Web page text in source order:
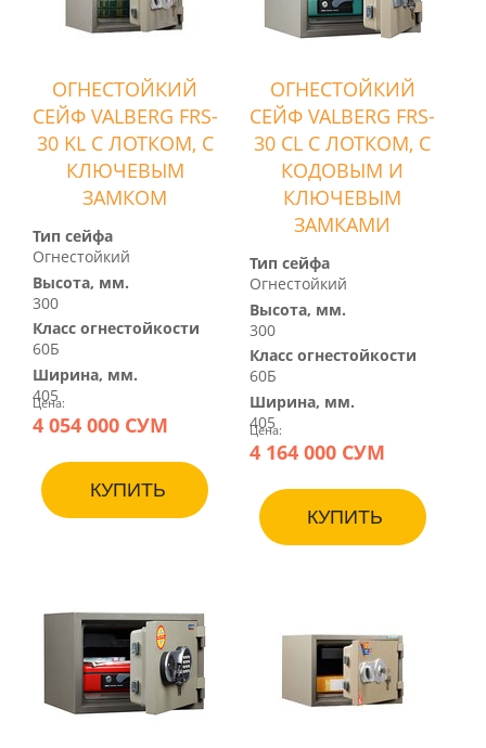
ОГНЕСТОЙКИЙ
СЕЙФ VALBERG FRS-
30 KL С ЛОТКОМ, С
КЛЮЧЕВЫМ
ЗАМКОМ
Тип сейфа
Огнестойкий
Высота, мм.
300
Класс огнестойкости
60Б
Ширина, мм.
405
Цена:
4 054 000 СУМ
КУПИТЬ
ОГНЕСТОЙКИЙ
СЕЙФ VALBERG FRS-
30 CL С ЛОТКОМ, С
КОДОВЫМ И
КЛЮЧЕВЫМ
ЗАМКАМИ
Тип сейфа
Огнестойкий
Высота, мм.
300
Класс огнестойкости
60Б
Ширина, мм.
405
Цена:
4 164 000 СУМ
КУПИТЬ